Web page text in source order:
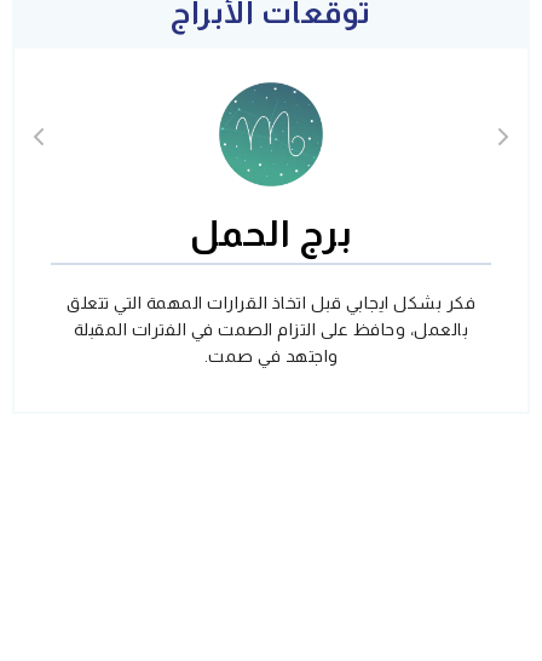
توقعات الأبراج
برج الحمل
فكر بشكل ايجابي قبل اتخاذ القرارات المهمة التي تتعلق
بالعمل، وحافظ على التزام الصمت في الفترات المقبلة
واجتهد في صمت.